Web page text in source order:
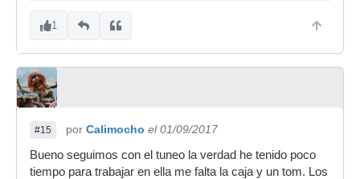
1
#15 por Calimocho el 01/09/2017
Bueno seguimos con el tuneo la verdad he tenido poco
tiempo para trabajar en ella me falta la caja y un tom. Los